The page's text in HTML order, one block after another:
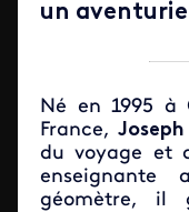
un
Né en 1995 à
France,
du voyage et
enseignante
géomètre, il